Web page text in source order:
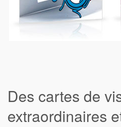
Des cartes de
extraordinaires